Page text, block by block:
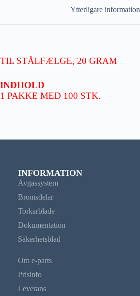
Ytterligare information
TIL STÅLFÆLGE, 20 GRAM
INDHOLD
1 PAKKE MED 100 STK.
INFORMATION
Avgassystem
Bromsdelar
Torkarblade
Dokumentation
Säkerhetsblad
Om e-parts
Prisinfo
Leverans